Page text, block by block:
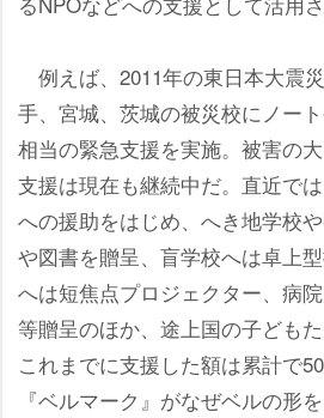
例えば、2011年の東日本大
手、宮城、茨城の被災校にノー
相当の緊急支援を実施。被害の
支援は現在も継続中だ。直近で
への援助をはじめ、へき地学校
図書を贈呈、盲学校へは卓上型
へは短焦点プロジェクター、病
等贈呈のほか、途上国の子どもた
これまでに支援した額は累計で50
『ベルマーク』がなぜベルの形